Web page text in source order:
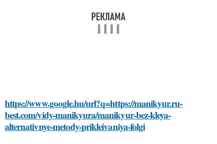
https://www.google.hu/url?q=https://manikyur.ru-
best.com/vidy-manikyura/manikyur-bez-kleya-
alternativnye-metody-prikleivaniya-folgi